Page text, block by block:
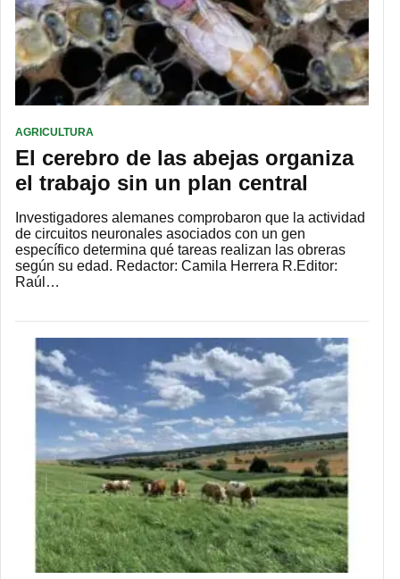
AGRICULTURA
El cerebro de las abejas organiza
el trabajo sin un plan central
Investigadores alemanes comprobaron que la actividad
de circuitos neuronales asociados con un gen
específico determina qué tareas realizan las obreras
según su edad. Redactor: Camila Herrera R.Editor:
Raúl…